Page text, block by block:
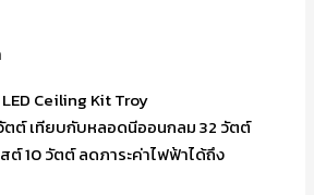
Ceiling Kit Troy
ตต์ เทียบกับหลอดนีออนกลม 32 วัตต์
ต์ 10 วัตต์ ลดภาระค่าไฟฟ้าได้ถึง